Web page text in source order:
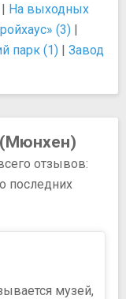
| На выходных
(3) |
парк (1) | Завод
(Мюнхен)
отзывов:
последних
музей,